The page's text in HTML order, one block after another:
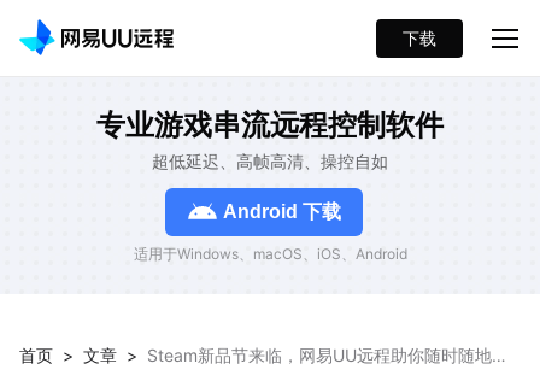
下载
专业游戏串流远程控制软件
超低延迟、高帧高清、操控自如
Android 下载
适用于Windows、macOS、iOS、Android
首页 > 文章 > Steam新品节来临，网易UU远程助你随时随地手